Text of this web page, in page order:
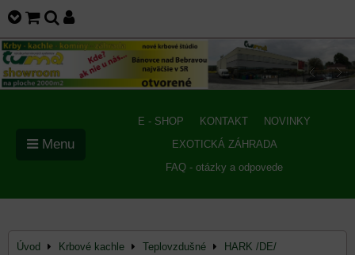
E - SHOP KONTAKT
NOVINKY
EXOTICKÁ ZÁHRADA
FAQ - otázky a odpovede
Menu
Úvod Krbové kachle Teplovzdušné
HARK /DE/